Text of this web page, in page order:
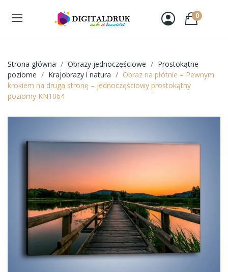
0
Strona główna Obrazy jednoczęściowe
Prostokątne
poziome
Krajobrazy i natura
Obraz na płótnie – Pewnym
krokiem na druga stronę – jednoczęściowy prostokątny
poziomy KN1064